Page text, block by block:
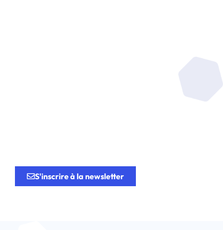
S'inscrire à la newsletter